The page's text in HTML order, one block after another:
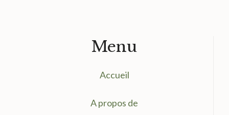
Menu
Accueil
A propos de